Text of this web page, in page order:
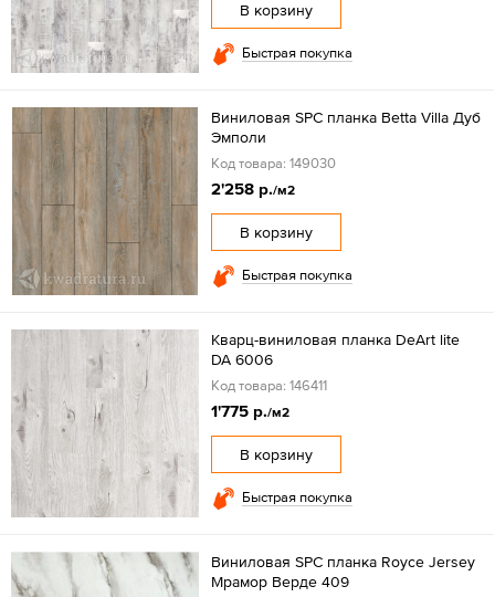
В корзину
Быстрая покупка
Виниловая SPC планка Betta Villa Дуб
Эмполи
Код товара: 149030
2'258 р./м2
В корзину
Быстрая покупка
Кварц-виниловая планка DeArt lite
DA 6006
Код товара: 146411
1'775 р./м2
В корзину
Быстрая покупка
Виниловая SPC планка Royce Jersey
Мрамор Верде 409